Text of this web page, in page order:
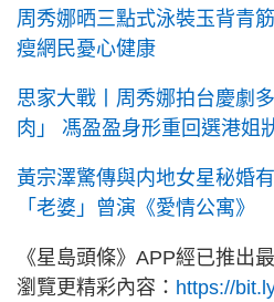
周秀娜晒三點式泳裝玉背青
瘦網民憂心健康
思家大戰丨周秀娜拍台慶劇
肉」 馮盈盈身形重回選港姐
黃宗澤驚傳與内地女星秘婚
「老婆」曾演《愛情公寓》
《星島頭條》APP經已推出
瀏覽更精彩內容： https://